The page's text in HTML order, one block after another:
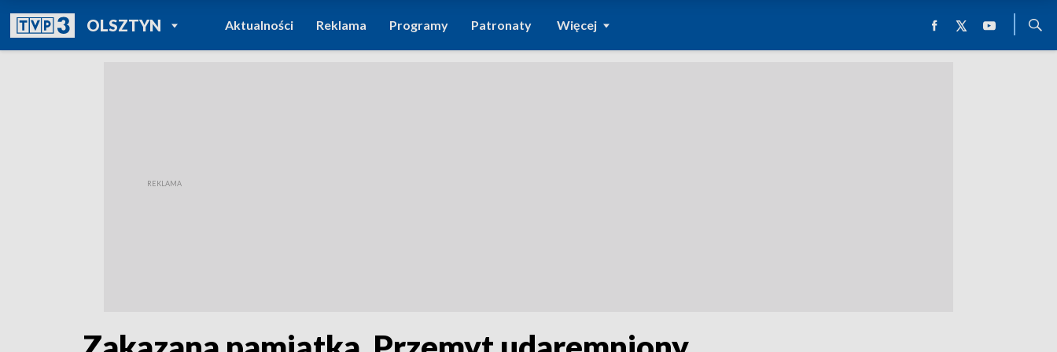
OLSZTYNPOWRÓT DO
TVP REGIONY
Aktualności Reklama Programy Patronaty Więcej